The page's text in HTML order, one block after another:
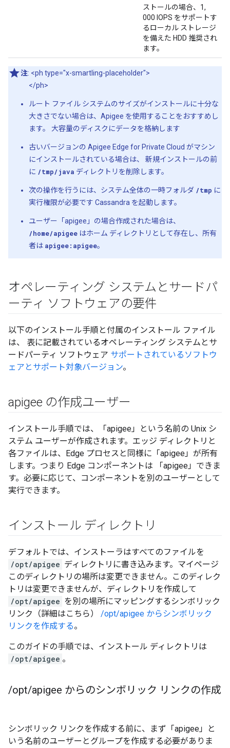
ストールの場合、1,
000 IOPS をサポートす
るローカル ストレージ
を備えた HDD 推奨され
ます。
注: <ph type="x-smartling-placeholder">
</ph>
ルート ファイル システムのサイズがインストールに十分な
大きさでない場合は、Apigee を使用することをおすすめし
ます。 大容量のディスクにデータを格納します
古いバージョンの Apigee Edge for Private Cloud がマシン
にインストールされている場合は、 新規インストールの前
に /tmp/java ディレクトリを削除します。
次の操作を行うには、システム全体の一時フォルダ /tmp に
実行権限が必要です Cassandra を起動します。
ユーザー「apigee」の場合作成された場合は、
/home/apigee はホーム ディレクトリとして存在し、所有
者は apigee:apigee。
オペレーティング システムとサードパ
ーティ ソフトウェアの要件
以下のインストール手順と付属のインストール ファイル
は、 表に記載されているオペレーティング システムとサ
ードパーティ ソフトウェア サポートされているソフトウ
ェアとサポート対象バージョン。
apigee の作成ユーザー
インストール手順では、「apigee」という名前の Unix シ
ステム ユーザーが作成されます。エッジ ディレクトリと
各ファイルは、Edge プロセスと同様に「apigee」が所有
します。つまり Edge コンポーネントは 「apigee」できま
す。必要に応じて、コンポーネントを別のユーザーとして
実行できます。
インストール ディレクトリ
デフォルトでは、インストーラはすべてのファイルを
/opt/apigee ディレクトリに書き込みます。マイページ
このディレクトリの場所は変更できません。このディレク
トリは変更できませんが、ディレクトリを作成して
/opt/apigee を別の場所にマッピングするシンボリック
リンク（詳細はこちら） /opt/apigee からシンボリック
リンクを作成する。
このガイドの手順では、インストール ディレクトリは
/opt/apigee 。
/opt/apigee からのシンボリック リンクの作成
シンボリック リンクを作成する前に、まず「apigee」と
いう名前のユーザーとグループを作成する必要がありま